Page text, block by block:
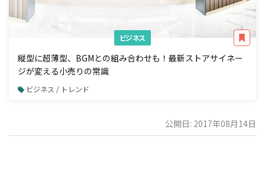
ビジネス
縦型に超薄型、BGMとの組み合わせも！最新ストアサイネー
ジが変える小売りの常識
ビジネス / トレンド
公開日: 2017年08月14日